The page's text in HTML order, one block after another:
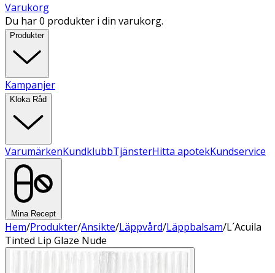
Varukorg
Du har 0 produkter i din varukorg.
Produkter
Kampanjer
Kloka Råd
VarumärkenKundklubbTjänsterHitta apotekKundservice
Mina Recept
Hem/Produkter/Ansikte/Läppvård/Läppbalsam/L´Acuila
Tinted Lip Glaze Nude